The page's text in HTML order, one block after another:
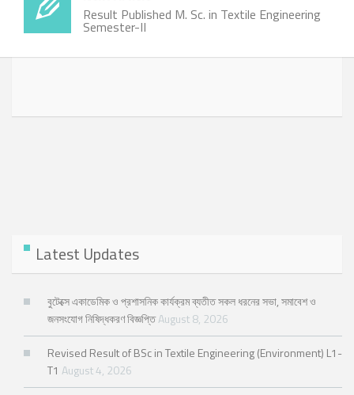
Result Published M. Sc. in Textile Engineering
Semester-II
Latest Updates
বুটেক্সে একাডেমিক ও প্রশাসনিক কার্যক্রম ব্যতীত সকল ধরনের সভা, সমাবেশ ও
জনসংযোগ নিষিদ্ধকরণ বিজ্ঞপ্তিAugust 8, 2026
Revised Result of BSc in Textile Engineering (Environment) L1-
T1 August 4, 2026